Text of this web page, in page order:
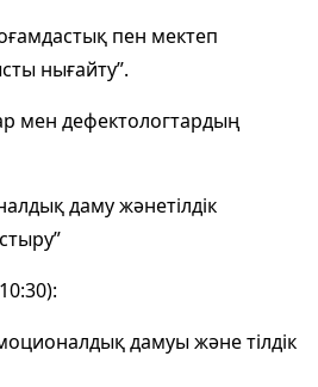
пен мектеп
нығайту”.
мен дефектологтардың
даму жәнетілдік
дамуы және тілдік